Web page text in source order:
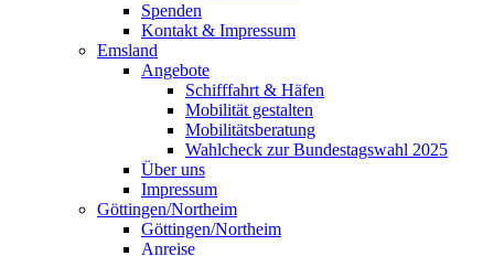
Spenden
Kontakt & Impressum
Emsland
Angebote
Schifffahrt & Häfen
Mobilität gestalten
Mobilitätsberatung
Wahlcheck zur Bundestagswahl 2025
Über uns
Impressum
Göttingen/Northeim
Göttingen/Northeim
Anreise